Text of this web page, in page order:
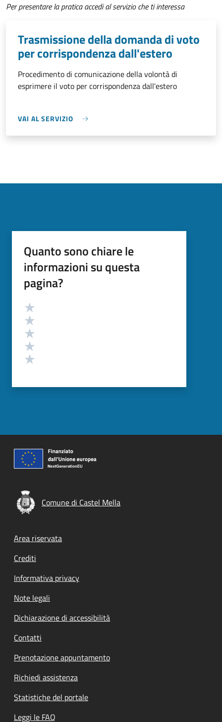
Per presentare la pratica accedi al servizio che ti interessa
Trasmissione della domanda di voto
per corrispondenza dall'estero
Procedimento di comunicazione della volontà di
esprimere il voto per corrispondenza dall'estero
VAI AL SERVIZIO
Quanto sono chiare le
informazioni su questa
pagina?
Valutazione
Comune di Castel Mella
Footer menu
Area riservata
Crediti
Informativa privacy
Note legali
Dichiarazione di accessibilità
Contatti
Prenotazione appuntamento
Richiedi assistenza
Statistiche del portale
Leggi le FAQ